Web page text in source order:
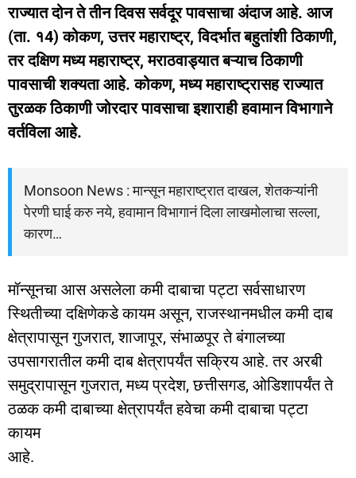
राज्यात दोन ते तीन दिवस सर्वदूर पावसाचा अंदाज आहे. आज
(ता. १4) कोकण, उत्तर महाराष्ट्र, विदर्भात बहुतांशी ठिकाणी,
तर दक्षिण मध्य महाराष्ट्र, मराठवाड्यात बऱ्याच ठिकाणी
पावसाची शक्यता आहे. कोकण, मध्य महाराष्ट्रासह राज्यात
तुरळक ठिकाणी जोरदार पावसाचा इशाराही हवामान विभागाने
वर्तविला आहे.
Monsoon News : मान्सून महाराष्ट्रात दाखल, शेतकऱ्यांनी
पेरणी घाई करु नये, हवामान विभागानं दिला लाखमोलाचा सल्ला,
कारण…
मॉन्सूनचा आस असलेला कमी दाबाचा पट्टा सर्वसाधारण
स्थितीच्या दक्षिणेकडे कायम असून, राजस्थानमधील कमी दाब
क्षेत्रापासून गुजरात, शाजापूर, संभाळपूर ते बंगालच्या
उपसागरातील कमी दाब क्षेत्रापर्यंत सक्रिय आहे. तर अरबी
समुद्रापासून गुजरात, मध्य प्रदेश, छत्तीसगड, ओडिशापर्यंत ते
ठळक कमी दाबाच्या क्षेत्रापर्यंत हवेचा कमी दाबाचा पट्टा
कायम
आहे.